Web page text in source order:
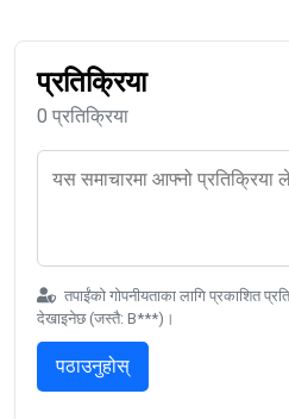
प्रतिक्रिया
0 प्रतिक्रिया
तपाईंको गोपनीयताका लागि प्रकाशित
देखाइनेछ (जस्तै: B***)।
पठाउनुहोस्